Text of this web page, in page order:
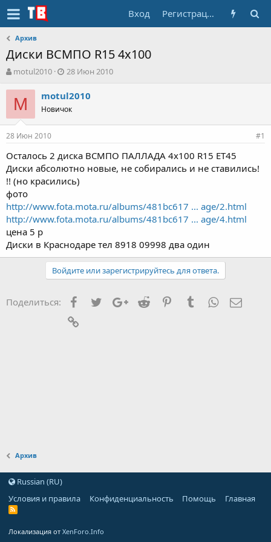
Вход Регистрация
Архив
Диски ВСМПО R15 4x100
А
т
о
т
е
ы
motul2010
Д
т
н
а
л
а
28 Июн 2010
M motul2010
Новичок
28 Июн 2010 #1
Осталось 2 диска ВСМПО ПАЛЛАДА 4х100 R15 ЕТ45
Диски абсолютно новые, не собирались и не ставились!
!! (но красились)
фото
http://www.fota.mota.ru/albums/481bc617 ... age/2.html
http://www.fota.mota.ru/albums/481bc617 ... age/4.html
цена 5 р
Диски в Краснодаре тел 8918 09998 два один
Войдите или зарегистрируйтесь для ответа.
Поделиться: FacebookTwitterGoogle+
Reddit PinterestTumblrWhatsApp
Архив
Russian (RU)
Условия и правила
Конфиденциальность Помощь Главная
Локализация от XenForo.Info